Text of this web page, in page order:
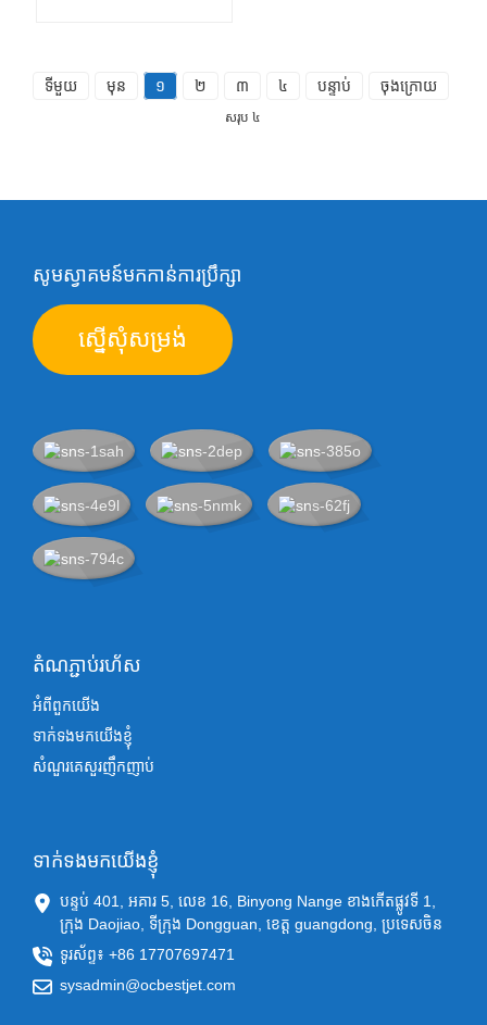
ទីមួយ មុន ១ ២ ៣ ៤ បន្ទាប់ ចុងក្រោយ
សរុប ៤
សូមស្វាគមន៍មកកាន់ការប្រឹក្សា
ស្នើសុំសម្រង់
តំណភ្ជាប់រហ័ស
អំពីពួកយើង
ទាក់ទងមកយើងខ្ញុំ
សំណួរគេសួរញឹកញាប់
ទាក់ទងមកយើងខ្ញុំ
បន្ទប់ 401, អគារ 5, លេខ 16, Binyong Nange ខាងកើតផ្លូវទី 1,
ក្រុង Daojiao, ទីក្រុង Dongguan, ខេត្ត guangdong, ប្រទេសចិន
ទូរស័ព្ទ៖ +86 17707697471
sysadmin@ocbestjet.com